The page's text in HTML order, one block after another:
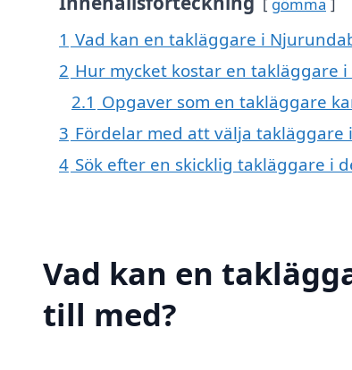
gömma
1 Vad kan en takläggare i
2 Hur mycket kostar en takläggare
2.1 Opgaver som en takläggare
3 Fördelar med att välja takläggare
4 Sök efter en skicklig takläggare i
Vad kan en
till med?